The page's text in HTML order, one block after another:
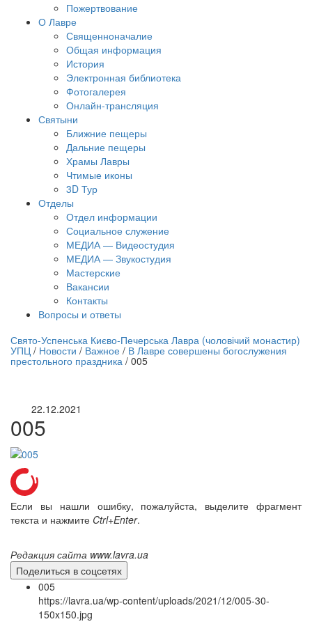
Пожертвование
О Лавре
Священноначалие
Общая информация
История
Электронная библиотека
Фотогалерея
Онлайн-трансляция
Святыни
Ближние пещеры
Дальние пещеры
Храмы Лавры
Чтимые иконы
3D Тур
Отделы
Отдел информации
Социальное служение
МЕДИА — Видеостудия
МЕДИА — Звукостудия
Мастерские
Вакансии
Контакты
Вопросы и ответы
трансляция | 12 сентября
трансляции
Свято-Успенська Києво-Печерська Лавра (чоловічий монастир)
УПЦ / Новости / Важное / В Лавре совершены богослужения
престольного праздника / 005
22.12.2021
005
Если вы нашли ошибку, пожалуйста, выделите фрагмент
текста и нажмите Ctrl+Enter.
Редакция сайта www.lavra.ua
Поделиться в соцсетях
005
https://lavra.ua/wp-content/uploads/2021/12/005-30-
150x150.jpg